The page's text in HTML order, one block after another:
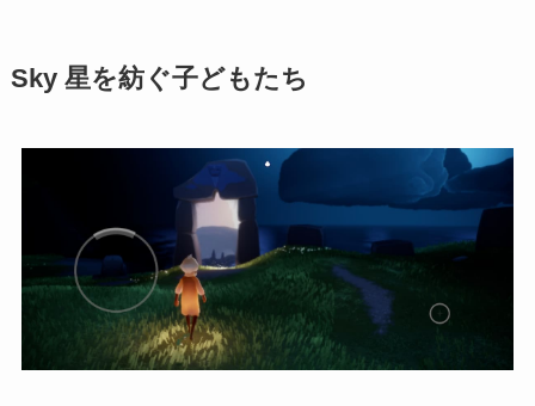
Sky 星を紡ぐ子どもたち